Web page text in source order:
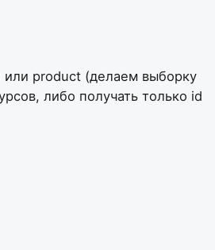
product (делаем выборку
либо получать только id